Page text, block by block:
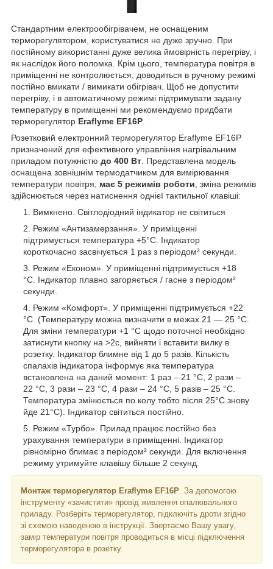
Стандартним електрообігрівачем, не оснащеним
терморегулятором, користуватися не дуже зручно. При
постійному використанні дуже велика ймовірність перегріву, і
як наслідок його поломка. Крім цього, температура повітря в
приміщенні не контролюється, доводиться в ручному режимі
постійно вмикати / вимикати обігрівач. Щоб не допустити
перегріву, і в автоматичному режимі підтримувати задану
температуру в приміщенні ми рекомендуємо придбати
терморегулятор Eraflyme EF16P.
Розетковий електронний терморегулятор Eraflyme EF16P
призначений для ефективного управління нагрівальним
приладом потужністю до 400 Вт. Представлена модель
оснащена зовнішнім термодатчиком для вимірювання
температури повітря, має 5 режимів роботи, зміна режимів
здійснюється через натиснення однієї тактильної клавіші:
Вимкнено. Світлодіодний індикатор не світиться
Режим «Антизамерзання». У приміщенні
підтримується температура +5°C. Індикатор
короткочасно засвічується 1 раз з періодом² секунди.
Режим «Економ». У приміщенні підтримується +18
°C. Індикатор плавно загоряється / гасне з періодом²
секунди.
Режим «Комфорт». У приміщенні підтримується +22
°C. (Температуру можна визначити в межах 21 — 25 °C.
Для зміни температури +1 °C щодо поточної необхідно
затиснути кнопку на >2c, вийняти і вставити вилку в
розетку. Індикатор блимне від 1 до 5 разів. Кількість
спалахів індикатора інформує яка температура
встановлена на даний момент: 1 раз – 21 °C, 2 рази –
22 °C, 3 рази – 23 °C, 4 рази – 24 °C, 5 разів – 25 °C.
Температура змінюється по колу тобто після 25°C знову
йде 21°C). Індикатор світиться постійно.
Режим «Турбо». Прилад працює постійно без
урахування температури в приміщенні. Індикатор
рівномірно блимає з періодом² секунди. Для включення
режиму утримуйте клавішу більше 2 секунд.
Монтаж терморегулятор Eraflyme EF16P. За допомогою
інструменту «зачистити» провід живлення опалювального
приладу. Розберіть терморегулятор, підключіть дроти згідно
зі схемою наведеною в інструкції. Звертаємо Вашу увагу,
замір температури повітря проводиться в місці підключення
терморегулятора в розетку.